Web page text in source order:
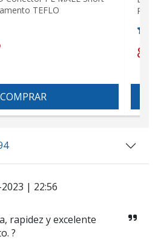
TEFLO
PL
| 22:56
rapidez y excelente
?